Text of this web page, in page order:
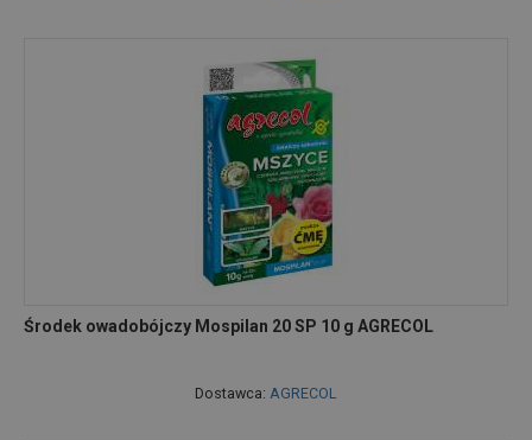
Środek owadobójczy Mospilan 20 SP 10 g AGRECOL
Dostawca: AGRECOL